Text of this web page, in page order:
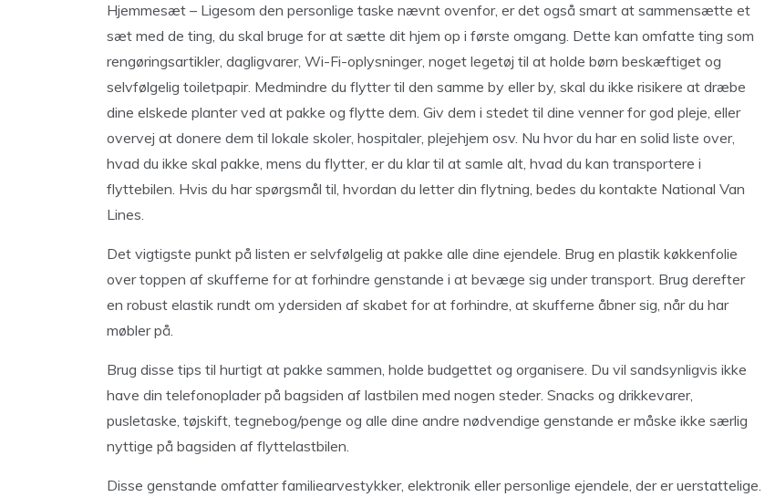
Hjemmesæt – Ligesom den personlige taske nævnt ovenfor, er det også smart at sammensætte et
sæt med de ting, du skal bruge for at sætte dit hjem op i første omgang. Dette kan omfatte ting som
rengøringsartikler, dagligvarer, Wi-Fi-oplysninger, noget legetøj til at holde børn beskæftiget og
selvfølgelig toiletpapir. Medmindre du flytter til den samme by eller by, skal du ikke risikere at dræbe
dine elskede planter ved at pakke og flytte dem. Giv dem i stedet til dine venner for god pleje, eller
overvej at donere dem til lokale skoler, hospitaler, plejehjem osv. Nu hvor du har en solid liste over,
hvad du ikke skal pakke, mens du flytter, er du klar til at samle alt, hvad du kan transportere i
flyttebilen. Hvis du har spørgsmål til, hvordan du letter din flytning, bedes du kontakte National Van
Lines.
Det vigtigste punkt på listen er selvfølgelig at pakke alle dine ejendele. Brug en plastik køkkenfolie
over toppen af ​​skufferne for at forhindre genstande i at bevæge sig under transport. Brug derefter
en robust elastik rundt om ydersiden af ​​skabet for at forhindre, at skufferne åbner sig, når du har
møbler på.
Brug disse tips til hurtigt at pakke sammen, holde budgettet og organisere. Du vil sandsynligvis ikke
have din telefonoplader på bagsiden af ​​lastbilen med nogen steder. Snacks og drikkevarer,
pusletaske, tøjskift, tegnebog/penge og alle dine andre nødvendige genstande er måske ikke særlig
nyttige på bagsiden af ​​flyttelastbilen.
Disse genstande omfatter familiearvestykker, elektronik eller personlige ejendele, der er uerstattelige.